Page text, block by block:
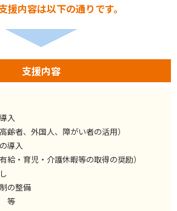
援内容は以下の通りです。
支援内容
入
齢者、外国人、障がい者の活用）
導入
給・育児・介護休暇等の取得の奨励）
の整備
等